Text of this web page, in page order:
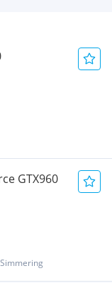
GTX960